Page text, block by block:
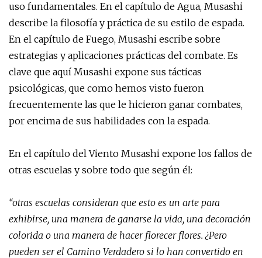
uso fundamentales. En el capítulo de Agua, Musashi
describe la filosofía y práctica de su estilo de espada.
En el capítulo de Fuego, Musashi escribe sobre
estrategias y aplicaciones prácticas del combate. Es
clave que aquí Musashi expone sus tácticas
psicológicas, que como hemos visto fueron
frecuentemente las que le hicieron ganar combates,
por encima de sus habilidades con la espada.
En el capítulo del Viento Musashi expone los fallos de
otras escuelas y sobre todo que según él:
“otras escuelas consideran que esto es un arte para
exhibirse, una manera de ganarse la vida, una decoración
colorida o una manera de hacer florecer flores. ¿Pero
pueden ser el Camino Verdadero si lo han convertido en